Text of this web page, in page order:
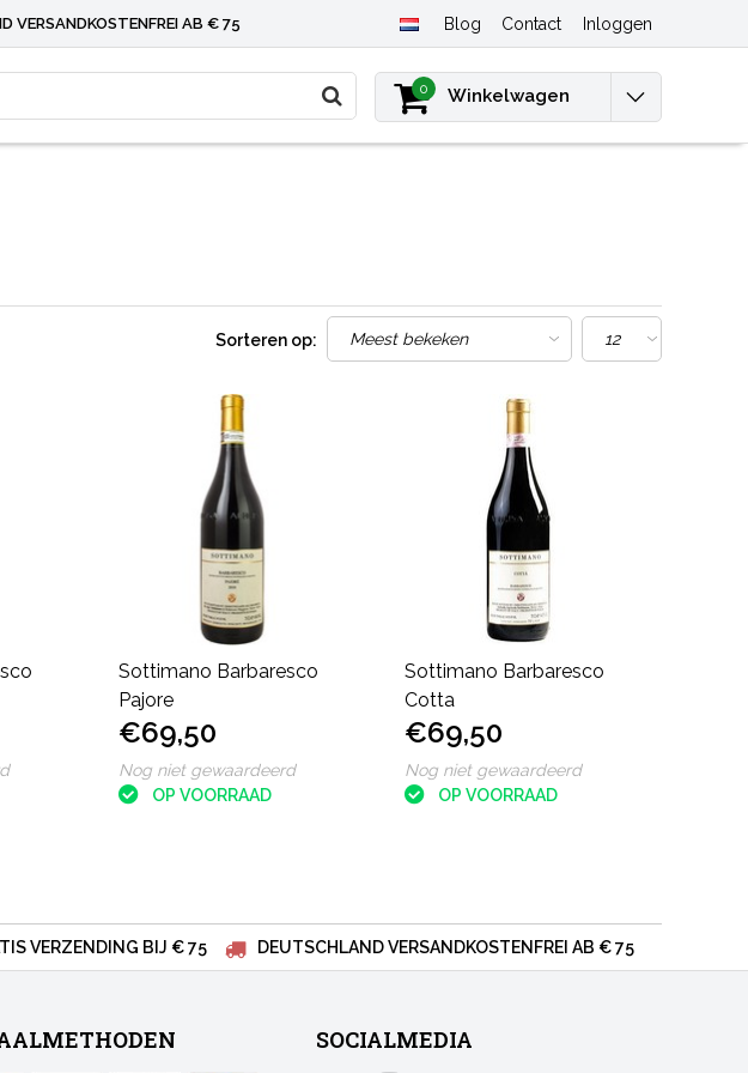
VERSANDKOSTENFREI AB € 75 Blog Contact Inloggen
0 Winkelwagen
Sorteren op:
Sottimano Barbaresco
Pajore
€69,50
Nog niet gewaardeerd
OP VOORRAAD
Sottimano Barbaresco
Cotta
€69,50
Nog niet gewaardeerd
OP VOORRAAD
VERZENDING BIJ € 75 DEUTSCHLAND VERSANDKOSTENFREI AB € 75
SOCIALMEDIA